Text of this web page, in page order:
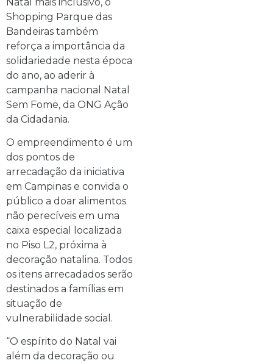
Shopping Parque das
Bandeiras também
reforça a importância da
solidariedade nesta época
do ano, ao aderir à
campanha nacional Natal
Sem Fome, da ONG Ação
da Cidadania.
O empreendimento é um
dos pontos de
arrecadação da iniciativa
em Campinas e convida o
público a doar alimentos
não perecíveis em uma
caixa especial localizada
no Piso L2, próxima à
decoração natalina. Todos
os itens arrecadados serão
destinados a famílias em
situação de
vulnerabilidade social.
“O espírito do Natal vai
além da decoração ou